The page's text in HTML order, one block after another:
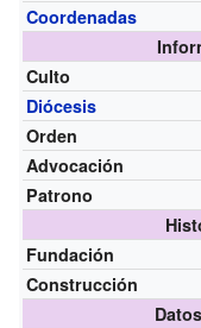
Coordenadas
Culto
Diócesis
Orden
Advocación
Patrono
Fundación
Construcción